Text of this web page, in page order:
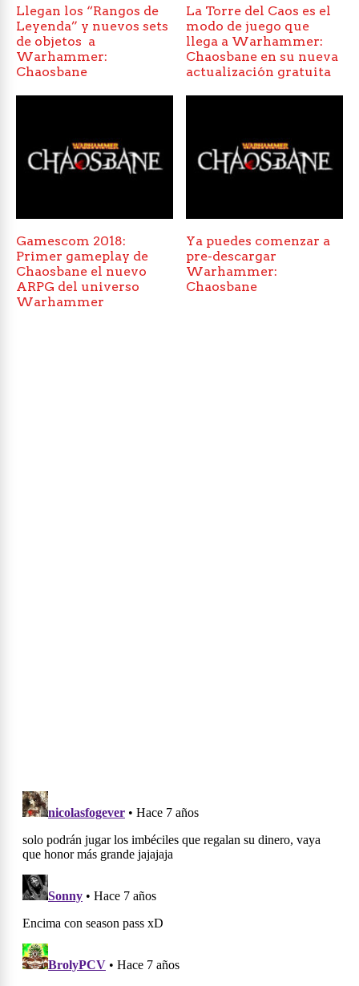
Llegan los “Rangos de
Leyenda” y nuevos sets
de objetos a
Warhammer:
Chaosbane
La Torre del Caos es el
modo de juego que
llega a Warhammer:
Chaosbane en su nueva
actualización gratuita
Gamescom 2018:
Primer gameplay de
Chaosbane el nuevo
ARPG del universo
Warhammer
Ya puedes comenzar a
pre-descargar
Warhammer:
Chaosbane